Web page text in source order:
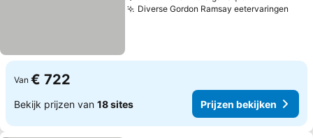
Diverse Gordon Ramsay eetervaringen
Van € 722
Bekijk prijzen van 18 sites Prijzen bekijken